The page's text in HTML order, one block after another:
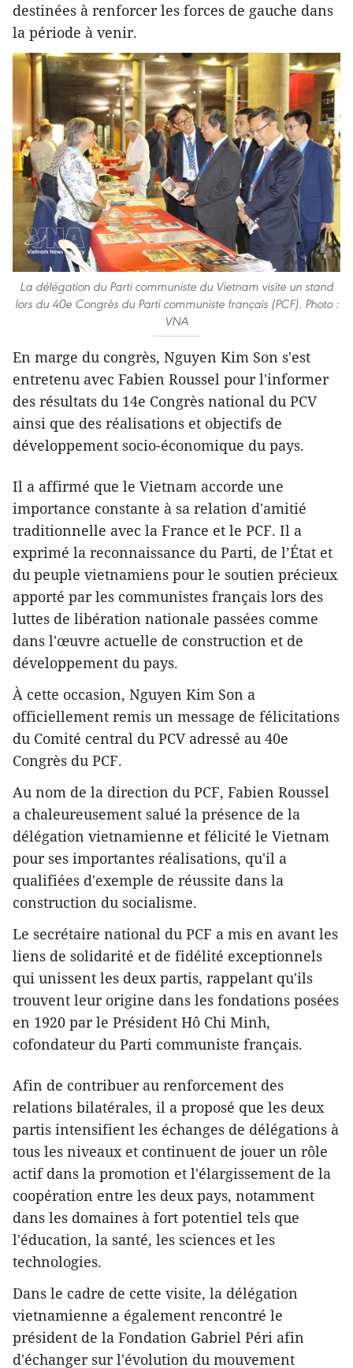
destinées à renforcer les forces de gauche dans
la période à venir.
La délégation du Parti communiste du Vietnam visite un stand
lors du 40e Congrès du Parti communiste français (PCF). Photo :
VNA
En marge du congrès, Nguyen Kim Son s'est
entretenu avec Fabien Roussel pour l'informer
des résultats du 14e Congrès national du PCV
ainsi que des réalisations et objectifs de
développement socio-économique du pays.
Il a affirmé que le Vietnam accorde une
importance constante à sa relation d'amitié
traditionnelle avec la France et le PCF. Il a
exprimé la reconnaissance du Parti, de l’État et
du peuple vietnamiens pour le soutien précieux
apporté par les communistes français lors des
luttes de libération nationale passées comme
dans l'œuvre actuelle de construction et de
développement du pays.
À cette occasion, Nguyen Kim Son a
officiellement remis un message de félicitations
du Comité central du PCV adressé au 40e
Congrès du PCF.
Au nom de la direction du PCF, Fabien Roussel
a chaleureusement salué la présence de la
délégation vietnamienne et félicité le Vietnam
pour ses importantes réalisations, qu'il a
qualifiées d'exemple de réussite dans la
construction du socialisme.
Le secrétaire national du PCF a mis en avant les
liens de solidarité et de fidélité exceptionnels
qui unissent les deux partis, rappelant qu'ils
trouvent leur origine dans les fondations posées
en 1920 par le Président Hô Chi Minh,
cofondateur du Parti communiste français.
Afin de contribuer au renforcement des
relations bilatérales, il a proposé que les deux
partis intensifient les échanges de délégations à
tous les niveaux et continuent de jouer un rôle
actif dans la promotion et l'élargissement de la
coopération entre les deux pays, notamment
dans les domaines à fort potentiel tels que
l'éducation, la santé, les sciences et les
technologies.
Dans le cadre de cette visite, la délégation
vietnamienne a également rencontré le
président de la Fondation Gabriel Péri afin
d'échanger sur l'évolution du mouvement